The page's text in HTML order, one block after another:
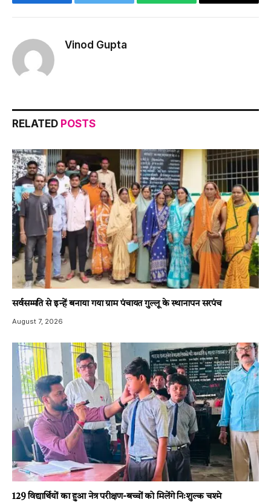
Facebook Twitter WhatsApp
Copy
Vinod Gupta
RELATED POSTS
सर्वसम्मति से इन्हें बनाया गया ग्राम पंचायत गुल्लू के स्थानापन सरपंच
August 7, 2026
129 विद्यार्थियों का हुआ नेत्र परीक्षण-बच्चों को मिलेंगे निःशुल्क चश्मे